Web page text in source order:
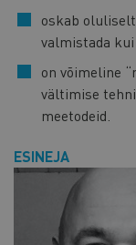
oskab
valmistada
on võimeline
vältimise
meetodeid.
ESINEJA